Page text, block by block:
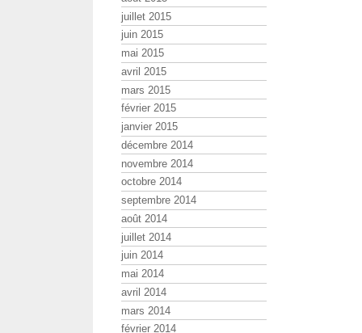
juillet 2015
juin 2015
mai 2015
avril 2015
mars 2015
février 2015
janvier 2015
décembre 2014
novembre 2014
octobre 2014
septembre 2014
août 2014
juillet 2014
juin 2014
mai 2014
avril 2014
mars 2014
février 2014